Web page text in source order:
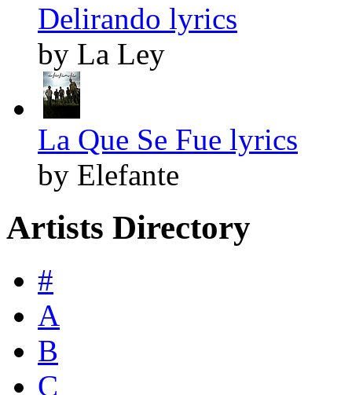
Delirando lyrics
by La Ley
La Que Se Fue lyrics
by Elefante
Artists Directory
#
A
B
C